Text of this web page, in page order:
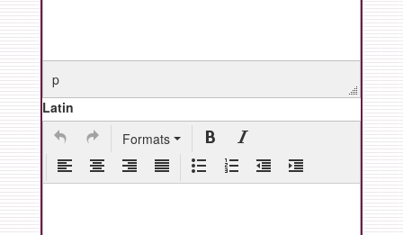
p
Latin
Formats